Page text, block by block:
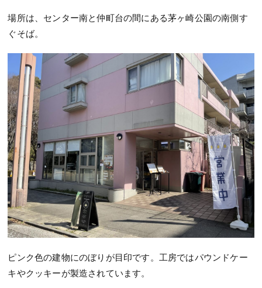
場所は、センター南と仲町台の間にある茅ヶ崎公園の南側す
ぐそば。
ピンク色の建物にのぼりが目印です。工房ではパウンドケー
キやクッキーが製造されています。